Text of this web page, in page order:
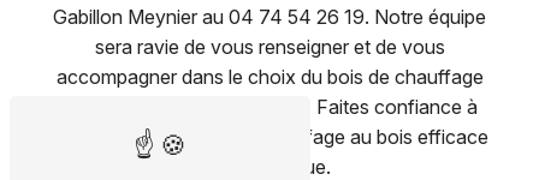
Gabillon Meynier au 04 74 54 26 19. Notre équipe
sera ravie de vous renseigner et de vous
accompagner dans le choix du bois de chauffage
le plus adapté à vos besoins. Faites confiance à
notre expertise pour un chauffage au bois efficace
et écologique.